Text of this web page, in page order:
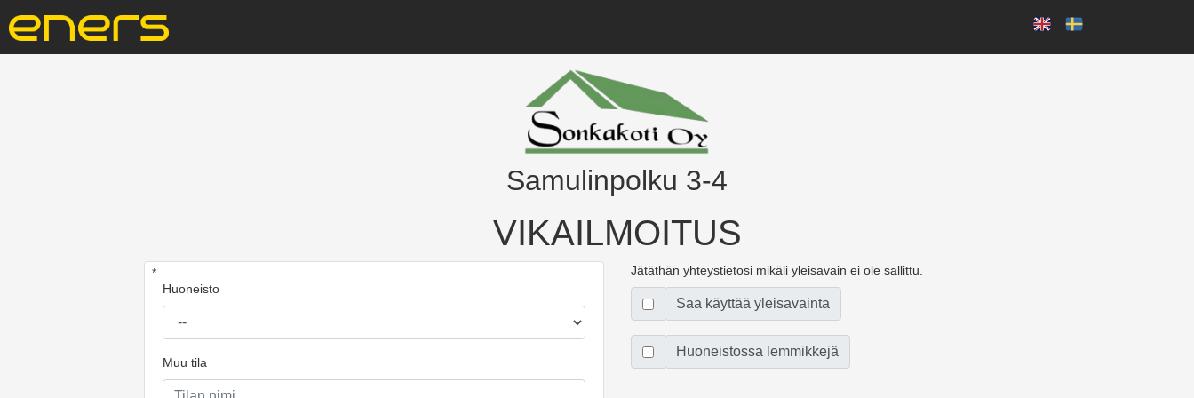
Samulinpolku 3-4
VIKAILMOITUS
*
Huoneisto
Muu tila
Jätäthän yhteystietosi mikäli yleisavain ei ole sallittu.
Saa käyttää yleisavainta
Huoneistossa lemmikkejä